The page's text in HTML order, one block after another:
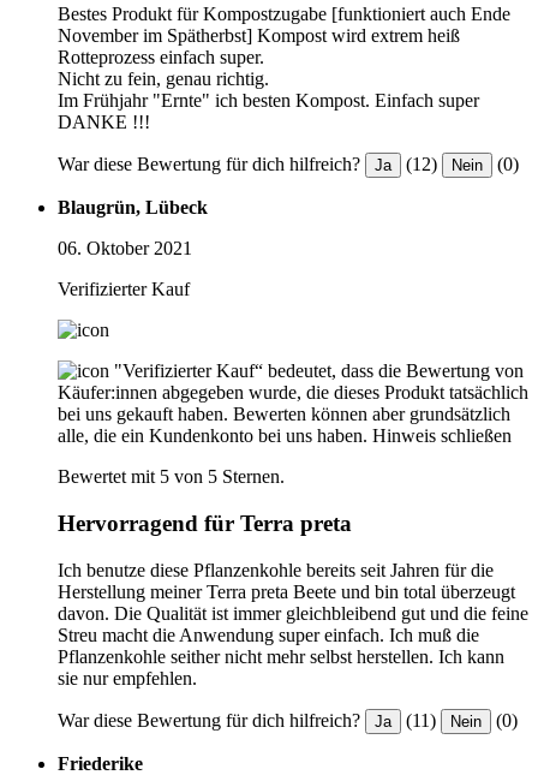
Bestes Produkt für Kompostzugabe [funktioniert auch Ende
November im Spätherbst] Kompost wird extrem heiß
Rotteprozess einfach super.
Nicht zu fein, genau richtig.
Im Frühjahr "Ernte" ich besten Kompost. Einfach super
DANKE !!!
War diese Bewertung für dich hilfreich? Ja (12) Nein (0)
Blaugrün, Lübeck
06. Oktober 2021
Verifizierter Kauf
"Verifizierter Kauf“ bedeutet, dass die Bewertung von
Käufer:innen abgegeben wurde, die dieses Produkt tatsächlich
bei uns gekauft haben. Bewerten können aber grundsätzlich
alle, die ein Kundenkonto bei uns haben. Hinweis schließen
Bewertet mit 5 von 5 Sternen.
Hervorragend für Terra preta
Ich benutze diese Pflanzenkohle bereits seit Jahren für die
Herstellung meiner Terra preta Beete und bin total überzeugt
davon. Die Qualität ist immer gleichbleibend gut und die feine
Streu macht die Anwendung super einfach. Ich muß die
Pflanzenkohle seither nicht mehr selbst herstellen. Ich kann
sie nur empfehlen.
War diese Bewertung für dich hilfreich? Ja (11) Nein (0)
Friederike